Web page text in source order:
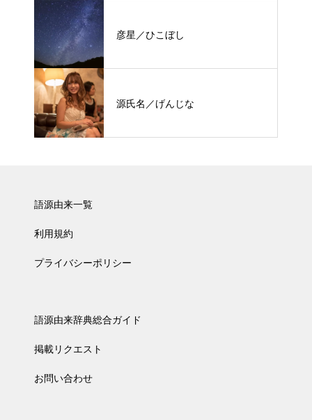
彦星／ひこぼし
源氏名／げんじな
語源由来一覧
利用規約
プライバシーポリシー
語源由来辞典総合ガイド
掲載リクエスト
お問い合わせ